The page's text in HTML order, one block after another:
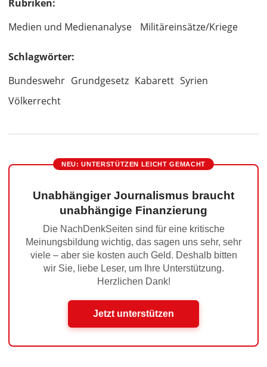
Rubriken:
Medien und Medienanalyse
Militäreinsätze/Kriege
Schlagwörter:
Bundeswehr Grundgesetz Kabarett Syrien
Völkerrecht
NEU: UNTERSTÜTZEN LEICHT GEMACHT
Unabhängiger Journalismus braucht
unabhängige Finanzierung
Die NachDenkSeiten sind für eine kritische
Meinungsbildung wichtig, das sagen uns sehr, sehr
viele – aber sie kosten auch Geld. Deshalb bitten
wir Sie, liebe Leser, um Ihre Unterstützung.
Herzlichen Dank!
Jetzt unterstützen